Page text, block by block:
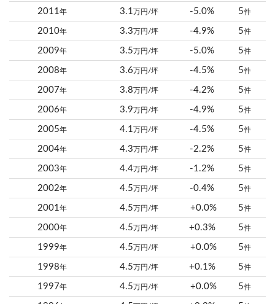
2011年 3.1 万円/坪 -5.0% 5件
2010年 3.3 万円/坪 -4.9% 5件
2009年 3.5 万円/坪 -5.0% 5件
2008年 3.6 万円/坪 -4.5% 5件
2007年 3.8 万円/坪 -4.2% 5件
2006年 3.9 万円/坪 -4.9% 5件
2005年 4.1 万円/坪 -4.5% 5件
2004年 4.3 万円/坪 -2.2% 5件
2003年 4.4万円/坪 -1.2% 5件
2002年 4.5 万円/坪 -0.4% 5件
2001年 4.5 万円/坪 +0.0% 5件
2000年 4.5 万円/坪 +0.3% 5件
1999年 4.5 万円/坪 +0.0% 5件
1998年 4.5 万円/坪 +0.1% 5件
1997年 4.5 万円/坪 +0.0% 5件